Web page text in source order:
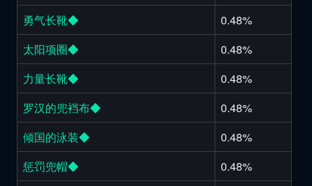
勇气长靴◆
0.48%
太阳项圈◆
0.48%
力量长靴◆
0.48%
罗汉的兜裆布◆
0.48%
倾国的泳装◆
0.48%
惩罚兜帽◆
0.48%